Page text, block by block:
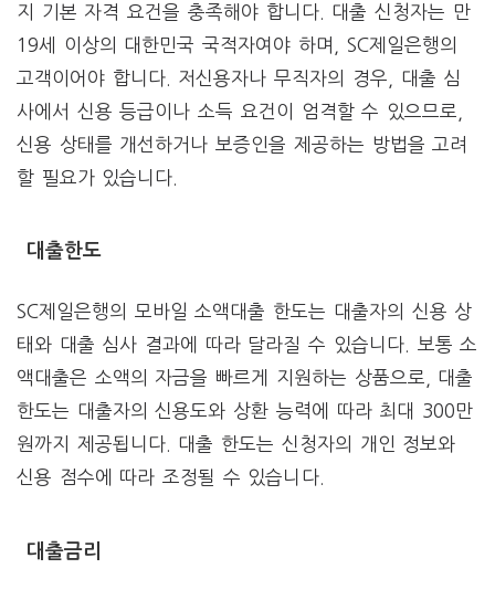
지 기본 자격 요건을 충족해야 합니다. 대출 신청자는 만
19세 이상의 대한민국 국적자여야 하며, SC제일은행의
고객이어야 합니다. 저신용자나 무직자의 경우, 대출 심
사에서 신용 등급이나 소득 요건이 엄격할 수 있으므로,
신용 상태를 개선하거나 보증인을 제공하는 방법을 고려
할 필요가 있습니다.
대출한도
SC제일은행의 모바일 소액대출 한도는 대출자의 신용 상
태와 대출 심사 결과에 따라 달라질 수 있습니다. 보통 소
액대출은 소액의 자금을 빠르게 지원하는 상품으로, 대출
한도는 대출자의 신용도와 상환 능력에 따라 최대 300만
원까지 제공됩니다. 대출 한도는 신청자의 개인 정보와
신용 점수에 따라 조정될 수 있습니다.
대출금리